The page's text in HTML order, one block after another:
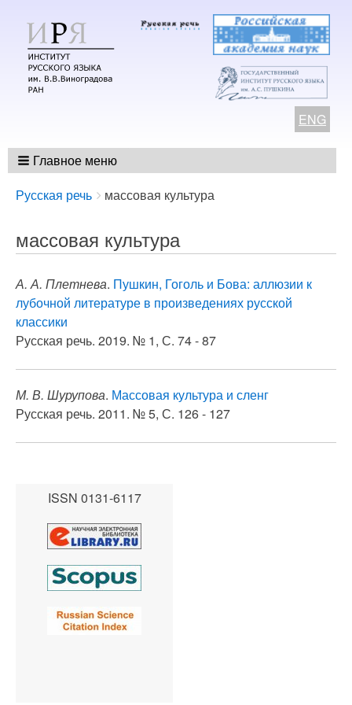
ENG
Главное меню
Breadcrumbs
You
here:
Русская речь массовая культура
массовая культура
А. А. Плетнева. Пушкин, Гоголь и Бова: аллюзии к
лубочной литературе в произведениях русской
классики
Русская речь. 2019. № 1, С. 74 - 87
М. В. Шурупова. Массовая культура и сленг
Русская речь. 2011. № 5, С. 126 - 127
ISSN 0131-6117